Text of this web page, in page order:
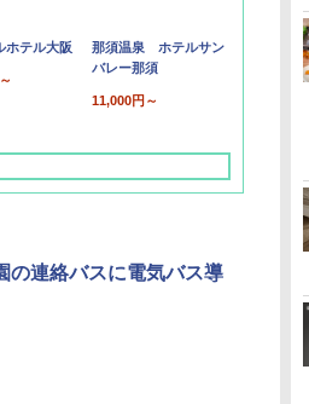
ホテル大阪
那須温泉 ホテルサン
バレー那須
11,000円～
の連絡バスに電気バス導